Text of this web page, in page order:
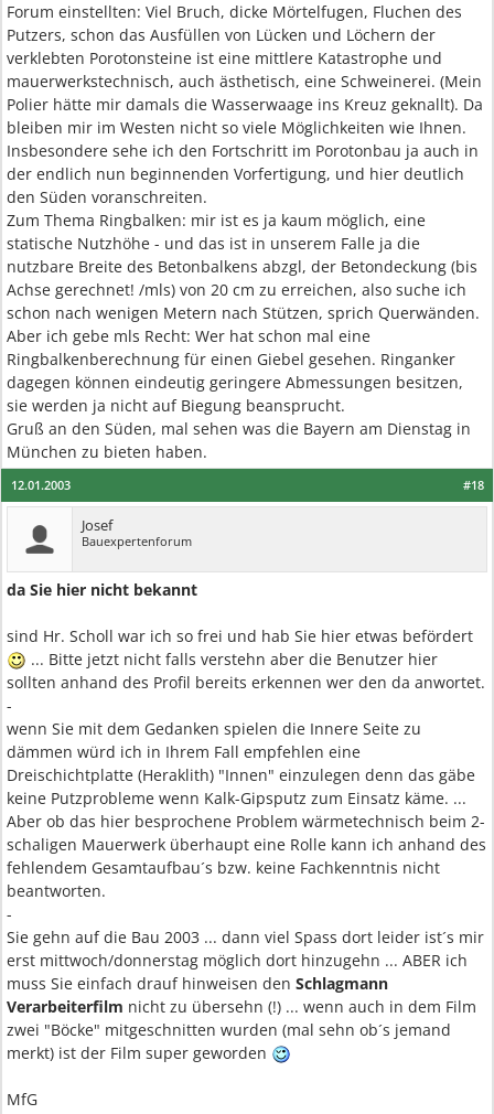
Forum einstellten: Viel Bruch, dicke Mörtelfugen, Fluchen des
Putzers, schon das Ausfüllen von Lücken und Löchern der
verklebten Porotonsteine ist eine mittlere Katastrophe und
mauerwerkstechnisch, auch ästhetisch, eine Schweinerei. (Mein
Polier hätte mir damals die Wasserwaage ins Kreuz geknallt). Da
bleiben mir im Westen nicht so viele Möglichkeiten wie Ihnen.
Insbesondere sehe ich den Fortschritt im Porotonbau ja auch in
der endlich nun beginnenden Vorfertigung, und hier deutlich
den Süden voranschreiten.
Zum Thema Ringbalken: mir ist es ja kaum möglich, eine
statische Nutzhöhe - und das ist in unserem Falle ja die
nutzbare Breite des Betonbalkens abzgl, der Betondeckung (bis
Achse gerechnet! /mls) von 20 cm zu erreichen, also suche ich
schon nach wenigen Metern nach Stützen, sprich Querwänden.
Aber ich gebe mls Recht: Wer hat schon mal eine
Ringbalkenberechnung für einen Giebel gesehen. Ringanker
dagegen können eindeutig geringere Abmessungen besitzen,
sie werden ja nicht auf Biegung beansprucht.
Gruß an den Süden, mal sehen was die Bayern am Dienstag in
München zu bieten haben.
#18
12.01.2003
Josef
Bauexpertenforum
da Sie hier nicht bekannt
sind Hr. Scholl war ich so frei und hab Sie hier etwas befördert
... Bitte jetzt nicht falls verstehn aber die Benutzer hier
sollten anhand des Profil bereits erkennen wer den da anwortet.
-
wenn Sie mit dem Gedanken spielen die Innere Seite zu
dämmen würd ich in Ihrem Fall empfehlen eine
Dreischichtplatte (Heraklith) "Innen" einzulegen denn das gäbe
keine Putzprobleme wenn Kalk-Gipsputz zum Einsatz käme. ...
Aber ob das hier besprochene Problem wärmetechnisch beim 2-
schaligen Mauerwerk überhaupt eine Rolle kann ich anhand des
fehlendem Gesamtaufbau´s bzw. keine Fachkenntnis nicht
beantworten.
-
Sie gehn auf die Bau 2003 ... dann viel Spass dort leider ist´s mir
erst mittwoch/donnerstag möglich dort hinzugehn ... ABER ich
muss Sie einfach drauf hinweisen den Schlagmann
Verarbeiterfilm nicht zu übersehn (!) ... wenn auch in dem Film
zwei "Böcke" mitgeschnitten wurden (mal sehn ob´s jemand
merkt) ist der Film super geworden
MfG